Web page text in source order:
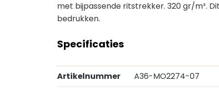
met bijpassende ritstrekker. 320 gr/m².
bedrukken.
Specificaties
Artikelnummer
A36-MO2274-07